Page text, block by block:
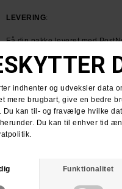
LEVERING:
Få din pakke leveret med
HUSK GRATIS FRAGT VED
RETURNERING:
Du har altid 30 dages returret
Du kan vælge at få dine penge
For mere information